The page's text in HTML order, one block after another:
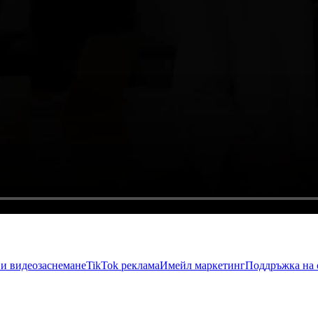
видеозаснеманеTikTok рекламaИмейл маркетингПоддръжка на